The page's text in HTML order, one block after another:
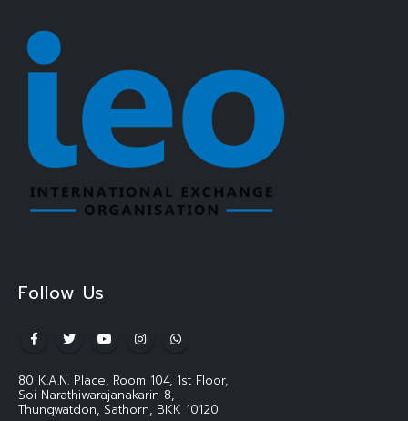
Follow Us
80 K.A.N. Place, Room 104, 1st Floor,
Soi Narathiwarajanakarin 8,
Thungwatdon, Sathorn, BKK 10120